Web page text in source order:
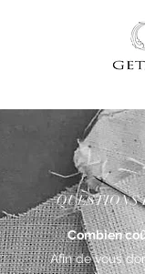
VESTIDO DE NOVIA
QUESTIONS
Combien
Afin de vous